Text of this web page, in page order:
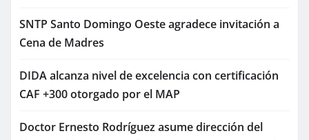
SNTP Santo Domingo Oeste agradece invitación a
Cena de Madres
DIDA alcanza nivel de excelencia con certificación
CAF +300 otorgado por el MAP
Doctor Ernesto Rodríguez asume dirección del